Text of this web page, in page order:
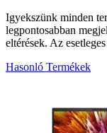
Igyekszünk minden
legpontosabban
eltérések. Az
Hasonló Termékek